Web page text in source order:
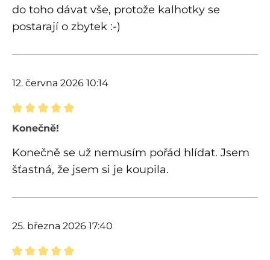
do toho dávat vše, protože kalhotky se
postarají o zbytek :-)
12. června 2026 10:14
Recenze s hodnocením 5 z 5 hvězd
Konečně!
Konečně se už nemusím pořád hlídat. Jsem
šťastná, že jsem si je koupila.
25. března 2026 17:40